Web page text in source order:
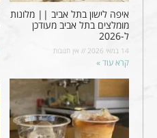
איפה לישון בתל אביב || מלונות
מומלצים בתל אביב מעודכן
ל-2026
14 במאי 2026 אין תגובות
קרא עוד »